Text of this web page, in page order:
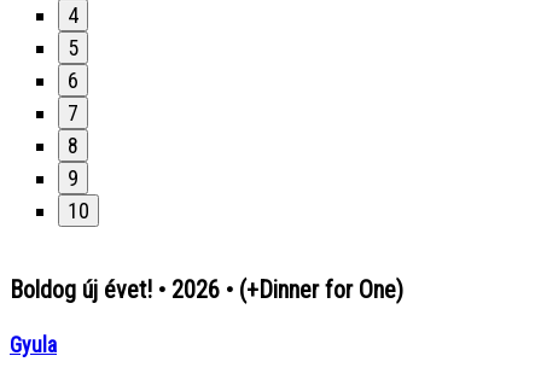
4
5
6
7
8
9
10
Boldog új évet! • 2026 • (+Dinner for One)
Gyula